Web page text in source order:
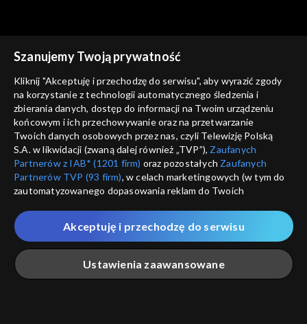
Ludzie i ich historie
Gdy mowa polska znaczyła
przetrwanie
Ludzie i ich historie
Tajemnica willi „Bolko”
Pojanie
Szanujemy Twoją prywatność
Kliknij "Akceptuję i przechodzę do serwisu", aby wyrazić zgody
na korzystanie z technologii automatycznego śledzenia i
zbierania danych, dostęp do informacji na Twoim urządzeniu
końcowym i ich przechowywanie oraz na przetwarzanie
Twoich danych osobowych przez nas, czyli Telewizję Polską
S.A. w likwidacji (zwaną dalej również „TVP”), Zaufanych
Partnerów z IAB* (1201 firm) oraz pozostałych Zaufanych
Partnerów TVP (93 firm), w celach marketingowych (w tym do
zautomatyzowanego dopasowania reklam do Twoich
które wskazujemy poniżej, a także zgody na udostępnianie
przez nas identyfikatora PPID do Google.
Twoje dane osobowe zbierane podczas odwiedzania przez
Ciebie naszych
poszczególnych serwisówzwanych dalej
„Portalem”, w tym informacje zapisywane za pomocą
Ustawienia zaawansowane
Akceptuję i przechodzę do serwisu